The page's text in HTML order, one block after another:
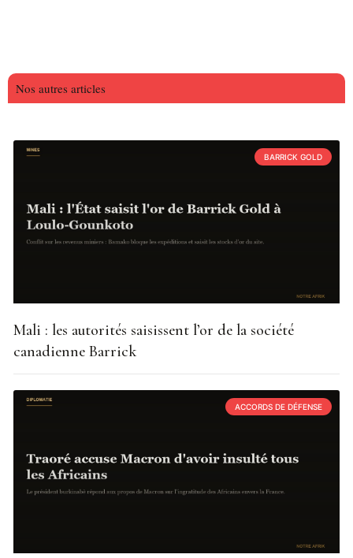
Nos autres articles
BARRICK GOLD
Mali : les autorités saisissent l’or de la société
canadienne Barrick
ACCORDS DE DÉFENSE